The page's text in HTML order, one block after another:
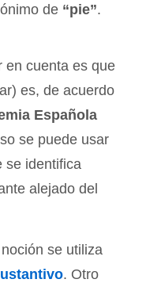
de “pie”.
en cuenta es que
es, de acuerdo
Española
se puede usar
se identifica
alejado del
se utiliza
. Otro